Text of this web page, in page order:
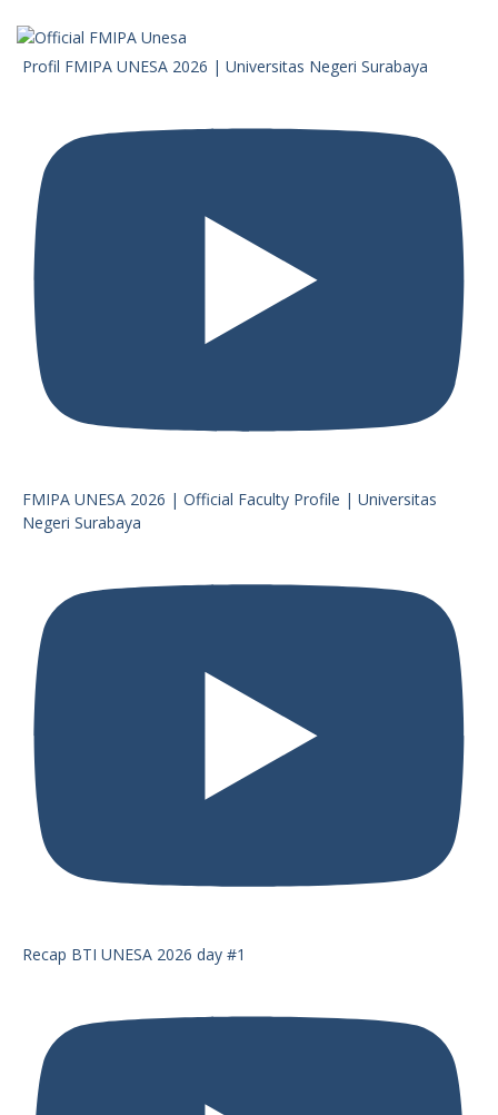
Profil FMIPA UNESA 2026 | Universitas Negeri Surabaya
FMIPA UNESA 2026 | Official Faculty Profile | Universitas
Negeri Surabaya
Recap BTI UNESA 2026 day #1